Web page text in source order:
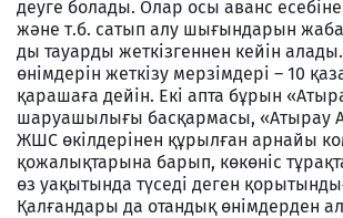
деуге болады. Олар осы аванс
және т.б. сатып алу шығындарын
ды тауарды жеткізгеннен кейін алады.
өнімдерін жеткізу мерзімдері – 10
қарашаға дейін. Екі апта бұрын
шаруашылығы басқармасы, «Атырау
ЖШС өкілдерінен құрылған арнайы
қожалықтарына барып, көкөніс
өз уақытында түседі деген
Қалғандары да отандық өнімдерден